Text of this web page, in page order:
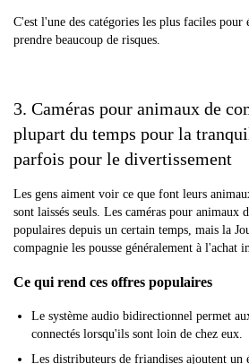
C'est l'une des catégories les plus faciles pour
prendre beaucoup de risques.
3. Caméras pour animaux de
plupart du temps pour la
parfois pour le divertissement
Les gens aiment voir ce que font leurs
sont laissés seuls. Les caméras pour animaux
populaires depuis un certain temps, mais la
compagnie les pousse généralement à l'achat
Ce qui rend ces offres populaires
Le système audio bidirectionnel permet
connectés lorsqu'ils sont loin de chez eux.
Les distributeurs de friandises ajoutent un